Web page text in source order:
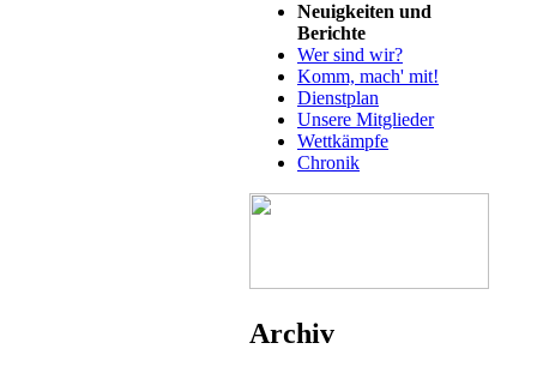
Neuigkeiten und
Berichte
Wer sind wir?
Komm, mach' mit!
Dienstplan
Unsere Mitglieder
Wettkämpfe
Chronik
Archiv